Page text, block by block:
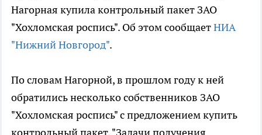
Нагорная купила контрольный пакет ЗАО
"Хохломская роспись". Об этом сообщаетНИА
"Нижний Новгород".
По словам Нагорной, в прошлом году к ней
обратились несколько собственников ЗАО
"Хохломская роспись" с предложением купить